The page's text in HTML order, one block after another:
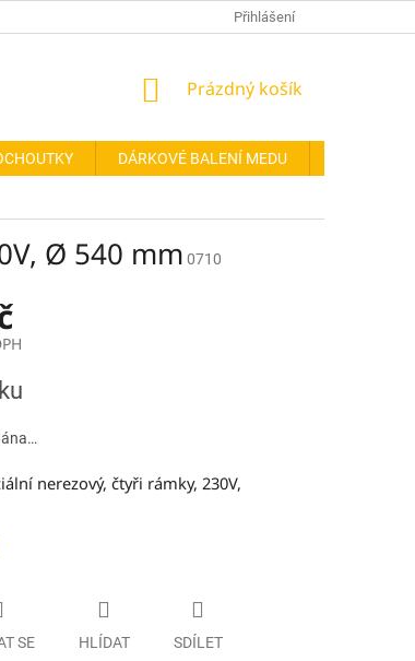
ODSTOUPENÍ OD SMLOUVY FORMULÁŘ PRO
Přihlášení
NÁKUPNÍ
Prázdný košík
DÁRKOVÉ BALENÍ MEDU
Ø 540 mm 0710
nerezový, čtyři rámky, 230V,
SE HLÍDAT SDÍLET